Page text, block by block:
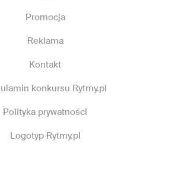
Promocja
Reklama
Kontakt
konkursu Rytmy.pl
Polityka prywatności
Logotyp Rytmy.pl